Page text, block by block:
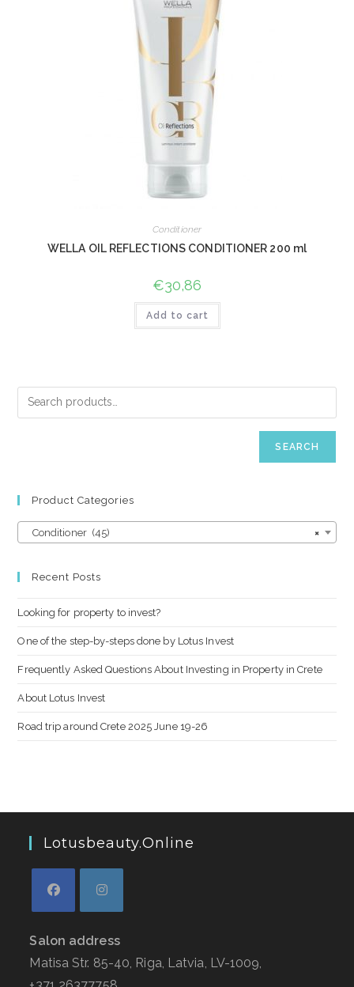
Conditioner
WELLA OIL REFLECTIONS CONDITIONER 200 ml
€30,86
Add to cart
SEARCH
Product Categories
×
Conditioner (45)
Recent Posts
Looking for property to invest?
One of the step-by-steps done by Lotus Invest
Frequently Asked Questions About Investing in Property in Crete
About Lotus Invest
Road trip around Crete 2025 June 19-26
Lotusbeauty.online
Salon address
Matisa Str. 85-40, Riga, Latvia, LV-1009,